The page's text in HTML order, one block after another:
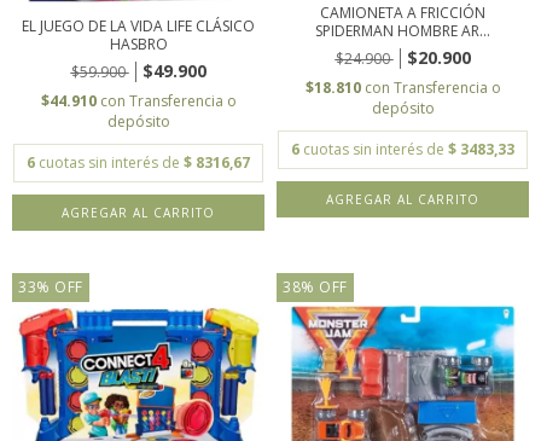
EL JUEGO DE LA VIDA LIFE CLÁSICO
HASBRO
$59.900
$49.900
$44.910 con Transferencia o
depósito
6 cuotas sin interés de $ 8316,67
CAMIONETA A FRICCIÓN
SPIDERMAN HOMBRE AR...
$24.900
$20.900
$18.810 con Transferencia o
depósito
6 cuotas sin interés de $ 3483,33
33% OFF 38% OFF